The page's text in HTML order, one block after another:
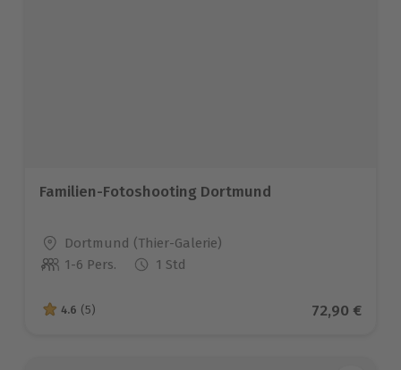
Familien-Fotoshooting Dortmund
Standort
Dortmund (Thier-Galerie)
Anzahl der Teilnehmer
1-6 Pers. 1 Std
4.6 von 5 Sternen basierend auf 5 Bewertungen
4.6 (5) Aktueller
72,90 €